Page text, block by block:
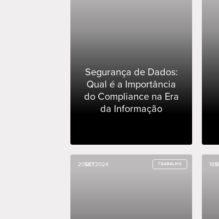
Segurança de Dados:
Qual é a Importância
do Compliance na Era
da Informação
20SET2024 TRABALHO
20SET2024 TRABALHO 18
18